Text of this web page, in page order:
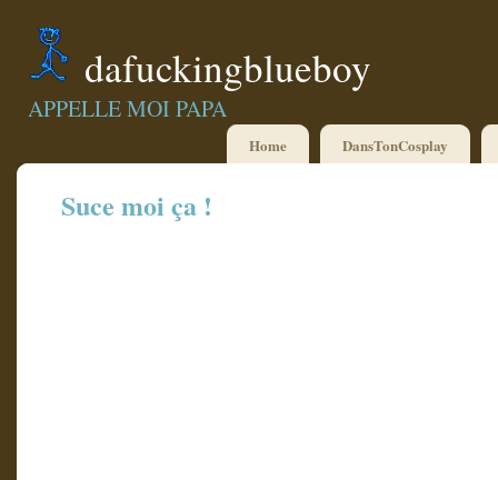
dafuckingblueboy
APPELLE MOI PAPA
Home DansTonCosplay
Suce moi ça !